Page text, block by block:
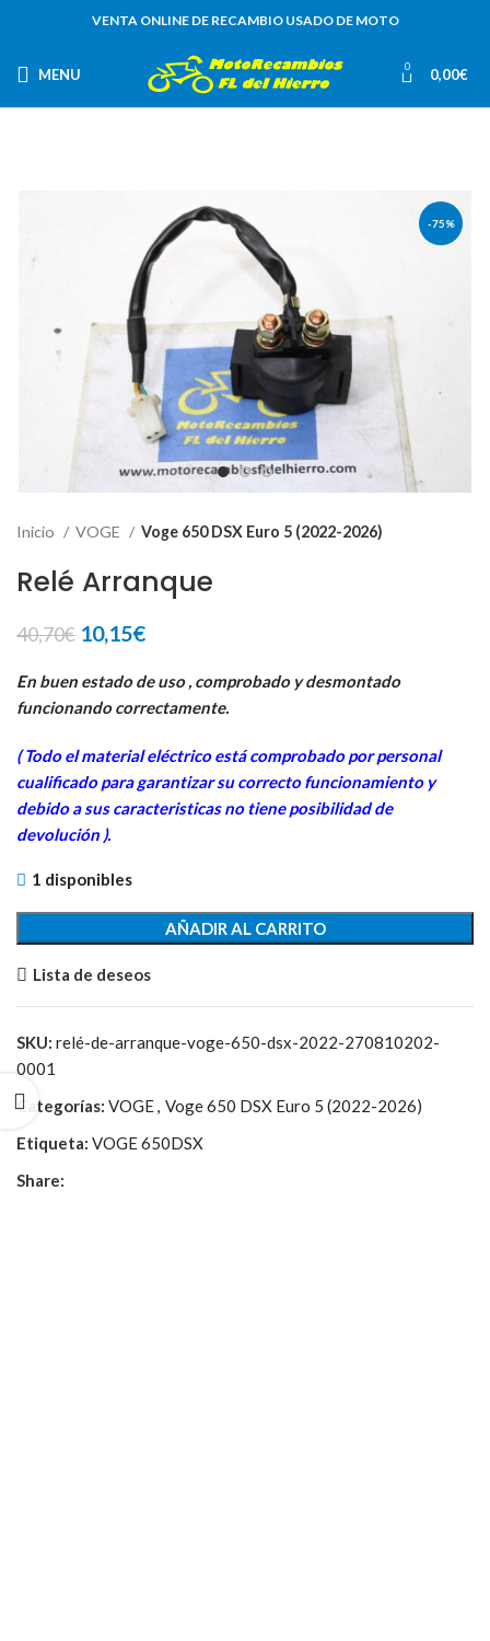
VENTA ONLINE DE RECAMBIO USADO DE MOTO
MENU 0 0,00€
-75%
Inicio VOGE Voge 650 DSX Euro 5 (2022-2026)
Relé Arranque
40,70€ El
original
era:
10,15€El
actual
es:
En buen estado de uso , comprobado y desmontado
funcionando correctamente.
( Todo el material eléctrico está comprobado por personal
cualificado para garantizar su correcto funcionamiento y
debido a sus caracteristicas no tiene posibilidad de
devolución ).
1 disponibles
AÑADIR AL CARRITO
Lista de deseos
SKU: relé-de-arranque-voge-650-dsx-2022-270810202-
0001
Categorías: VOGE, Voge 650 DSX Euro 5 (2022-2026)
Etiqueta: VOGE 650DSX
Share: